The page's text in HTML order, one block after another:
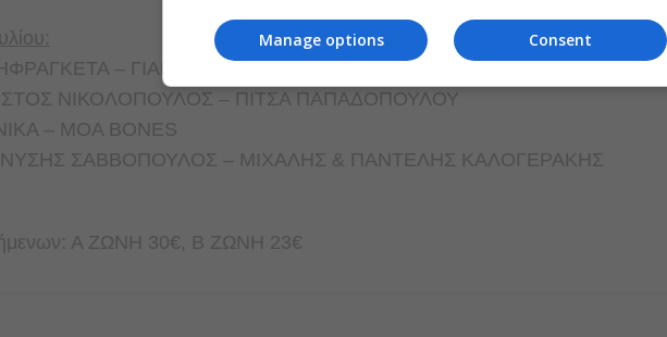
– ΓΙΑΝΝΗΣ ΓΙΟΚΑΡΙΝΗΣ
ΝΙΚΟΛΟΠΟΥΛΟΣ – ΠΙΤΣΑ ΠΑΠΑΔΟΠΟΥΛΟΥ
– MOA BONES
ΣΑΒΒΟΠΟΥΛΟΣ – ΜΙΧΑΛΗΣ & ΠΑΝΤΕΛΗΣ ΚΑΛΟΓΕΡΑΚΗΣ
Α ΖΩΝΗ 30€, Β ΖΩΝΗ 23€
Consent
Manage options